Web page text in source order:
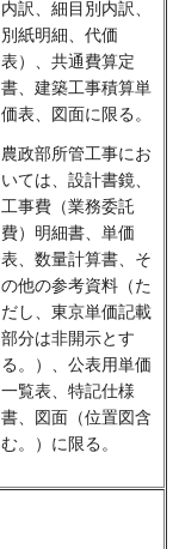
内訳、細目別内訳、
別紙明細、代価
表）、共通費算定
書、建築工事積算単
価表、図面に限る。
農政部所管工事にお
いては、設計書鏡、
工事費（業務委託
費）明細書、単価
表、数量計算書、そ
の他の参考資料（た
だし、東京単価記載
部分は非開示とす
る。）、公表用単価
一覧表、特記仕様
書、図面（位置図含
む。）に限る。